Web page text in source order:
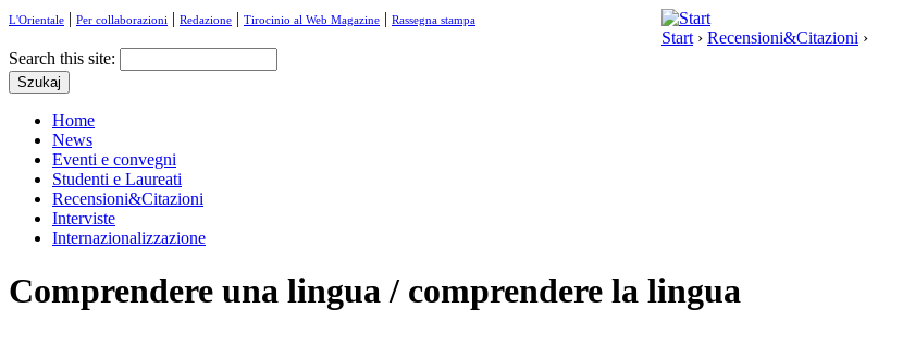
L'Orientale | Per collaborazioni | Redazione | Tirocinio al Web Magazine | Rassegna stampa
Start › Recensioni&Citazioni ›
Search this site:
Home
News
Eventi e convegni
Studenti e Laureati
Recensioni&Citazioni
Interviste
Internazionalizzazione
Comprendere una lingua / comprendere la lingua